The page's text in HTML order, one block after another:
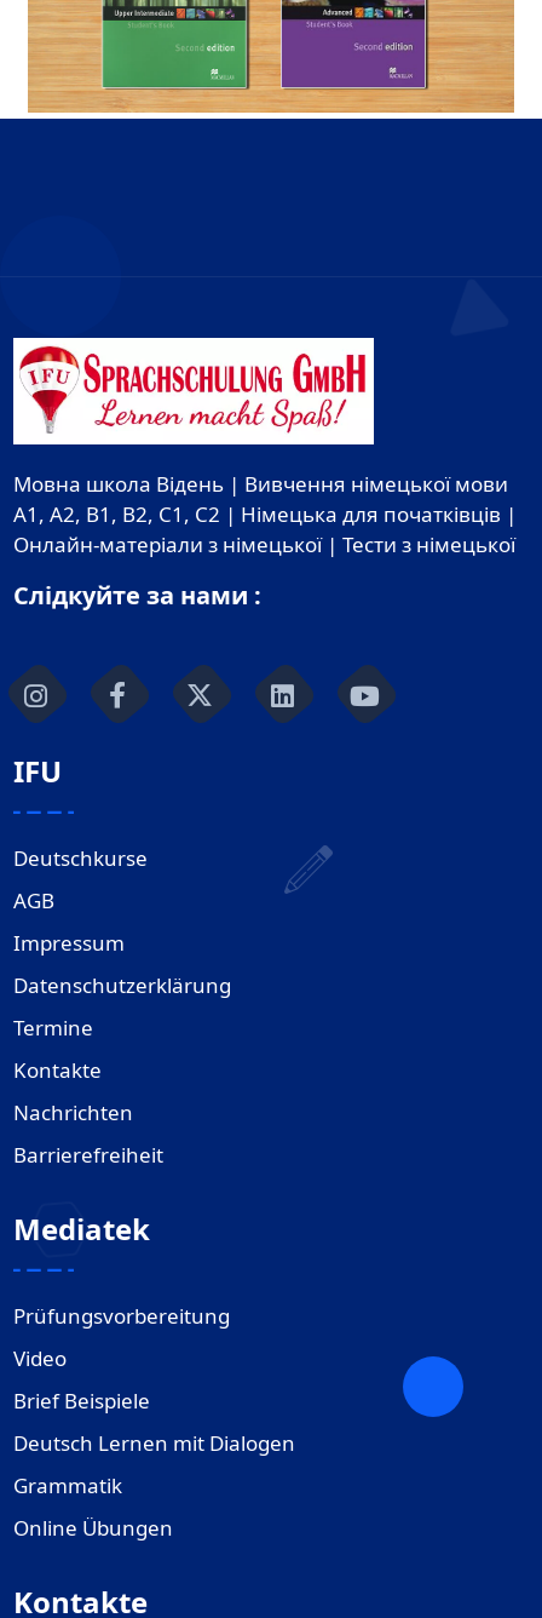
Мовна школа Відень | Вивчення німецької мови
A1, A2, B1, B2, C1, C2 | Німецька для початківців |
Онлайн-матеріали з німецької | Тести з німецької
Слідкуйте за нами :
IFU
Deutschkurse
AGB
Impressum
Datenschutzerklärung
Termine
Kontakte
Nachrichten
Barrierefreiheit
Mediatek
Prüfungsvorbereitung
Video
Brief Beispiele
Deutsch Lernen mit Dialogen
Grammatik
Online Übungen
Kontakte